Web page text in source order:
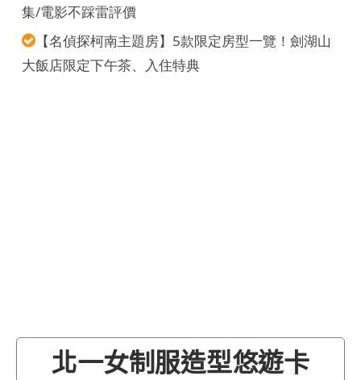
集/電影不踩雷評價
【名偵探柯南主題房】5款限定房型一覽！劍湖山
大飯店限定下午茶、入住特典
北一女制服造型悠遊卡